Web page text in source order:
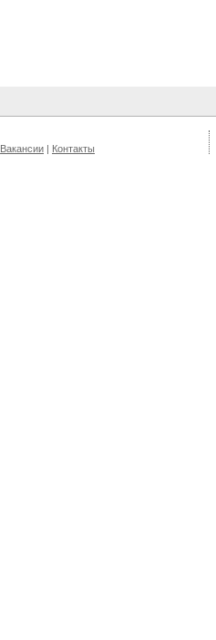
Вакансии | Контакты